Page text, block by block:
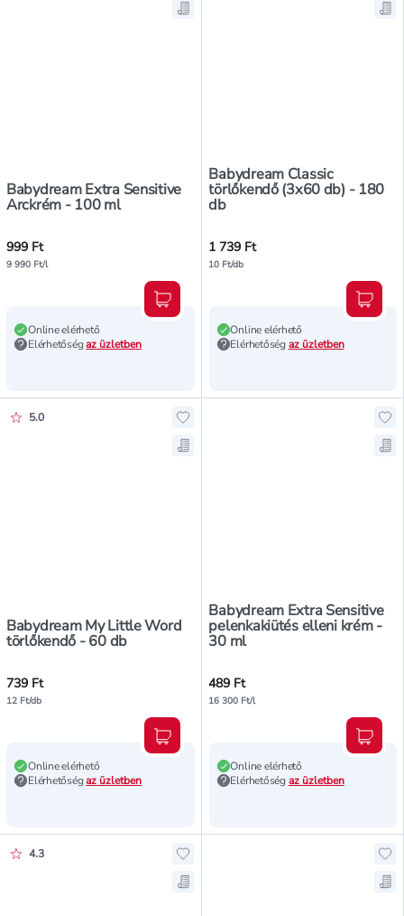
Babydream Extra Sensitive
Arckrém - 100 ml
Mentés a bevásárló listára,
999 Ft
9 990 Ft/l
Online elérhető
Elérhetőségaz üzletben
Kosárba teszem
Babydream Classic
törlőkendő (3x60 db) - 180
db
1 739 Ft
10 Ft/db
Online elérhető
Elérhetőség az üzletben
Babydream My Little Word
törlőkendő - 60 db
Értékelés pontszáma:
5.0
Hozzáadás a kedvencekhez,
Mentés a bevásárló listára,
739 Ft
12 Ft/db
Online elérhető
Elérhetőségaz üzletben
Kosárba teszem
Babydream Extra Sensitive
pelenkakiütés elleni krém -
30 ml
489 Ft
16 300 Ft/l
Online elérhető
Elérhetőség az üzletben
Értékelés pontszáma:
4.3
Hozzáadás a kedvencekhez,
Mentés a bevásárló listára,